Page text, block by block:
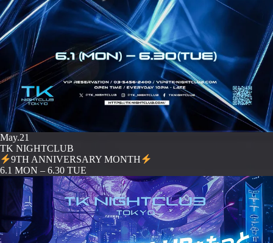
May.21
TK NIGHTCLUB
9TH ANNIVERSARY MONTH
️6.1 MON – 6.30 TUE